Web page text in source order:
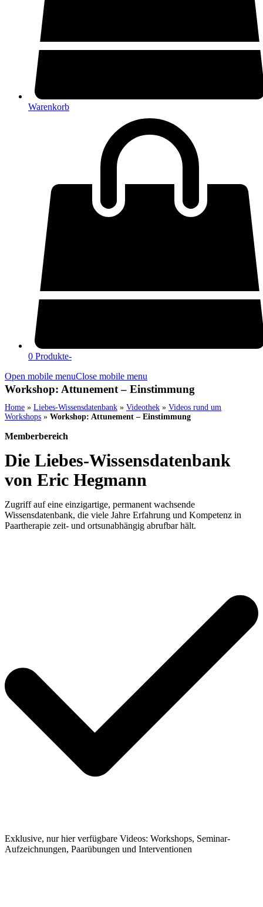
Warenkorb
0 Produkte-
Open mobile menuClose mobile menu
Workshop: Attunement – Einstimmung
Home » Liebes-Wissensdatenbank » Videothek » Videos rund um
Workshops » Workshop: Attunement – Einstimmung
Memberbereich
Die Liebes-Wissensdatenbank
von Eric Hegmann
Zugriff auf eine einzigartige, permanent wachsende
Wissensdatenbank, die viele Jahre Erfahrung und Kompetenz in
Paartherapie zeit- und ortsunabhängig abrufbar hält.
Exklusive, nur hier verfügbare Videos: Workshops, Seminar-
Aufzeichnungen, Paarübungen und Interventionen